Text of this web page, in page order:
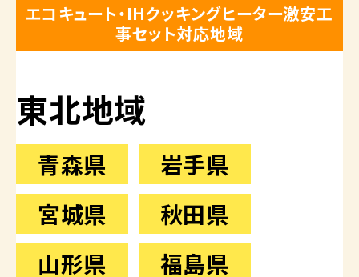
エコキュート・IHクッキングヒーター激安工
事セット対応地域
東北地域
青森県
岩手県
宮城県
秋田県
山形県
福島県